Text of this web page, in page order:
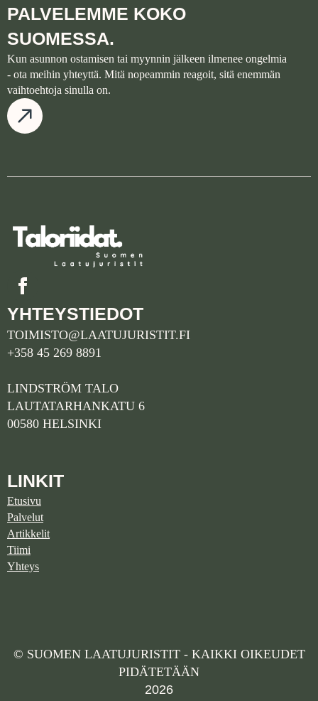
PALVELEMME KOKO
SUOMESSA.
Kun asunnon ostamisen tai myynnin jälkeen ilmenee ongelmia
- ota meihin yhteyttä. Mitä nopeammin reagoit, sitä enemmän
vaihtoehtoja sinulla on.
YHTEYSTIEDOT
TOIMISTO@LAATUJURISTIT.FI
+358 45 269 8891
LINDSTRÖM TALO
LAUTATARHANKATU 6
00580 HELSINKI
LINKIT
Etusivu
Palvelut
Artikkelit
Tiimi
Yhteys
© SUOMEN LAATUJURISTIT - KAIKKI OIKEUDET
PIDÄTETÄÄN
2026